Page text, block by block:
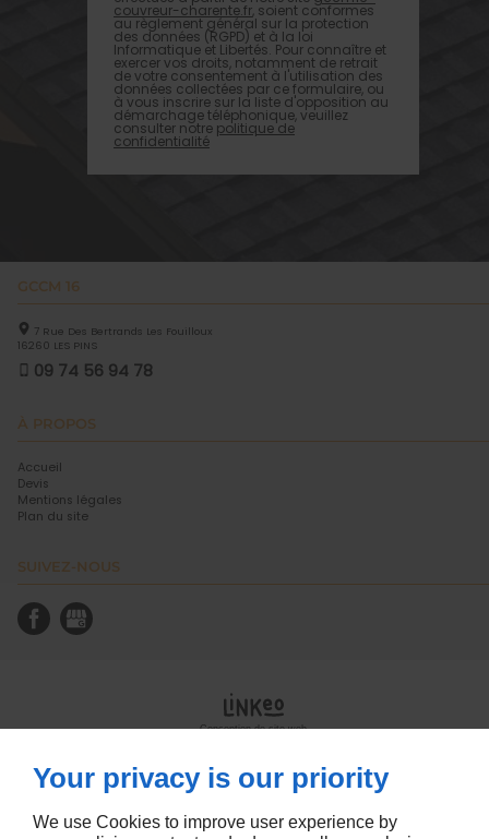
couvreur-charente.fr, soient conformes
au règlement général sur la protection
des données (RGPD) et à la loi
Informatique et Libertés. Pour connaître et
exercer vos droits, notamment de retrait
de votre consentement à l'utilisation des
données collectées par ce formulaire, ou
à vous inscrire sur la liste d'opposition au
démarchage téléphonique, veuillez
consulter notre politique de
confidentialité
GCCM 16
7 Rue Des Bertrands Les Fouilloux
16260 LES PINS
09 74 56 94 78
À PROPOS
Accueil
Devis
Mentions légales
Plan du site
SUIVEZ-NOUS
Conception de site web
Your privacy is our priority
We use Cookies to improve user experience by